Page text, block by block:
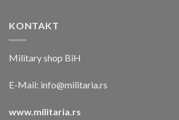
KONTAKT
Military shop BiH
E-Mail: info@militaria.rs
www.militaria.rs